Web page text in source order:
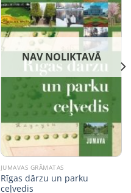
NAV NOLIKTAVĀ
JUMAVAS GRĀMATAS
Rīgas dārzu un parku
ceļvedis